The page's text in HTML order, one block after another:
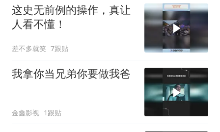
这史无前例的操作，真让
人看不懂！
差不多就笑 7跟贴
我拿你当兄弟你要做我爸
金鑫影视 1跟贴